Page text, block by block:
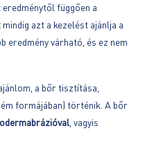
függően a
mindig azt a kezelést ajánlja a
eredmény várható, és ez nem
a bőr tisztítása,
formájában) történik. A bőr
, vagyis